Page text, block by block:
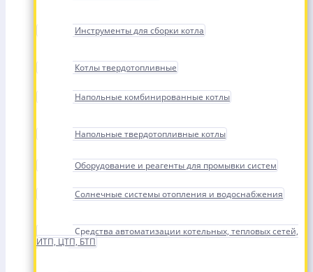
Инструменты для сборки котла
Котлы твердотопливные
Напольные комбинированные котлы
Напольные твердотопливные котлы
Оборудование и реагенты для промывки систем
Солнечные системы отопления и водоснабжения
Средства автоматизации котельных, тепловых сетей,
ИТП, ЦТП, БТП